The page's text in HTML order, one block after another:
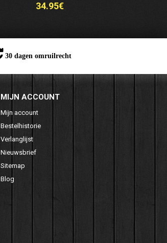
34.95€
30 dagen omruilrecht
MIJN ACCOUNT
Mijn account
Bestelhistorie
Verlanglijst
Nieuwsbrief
Sitemap
Blog